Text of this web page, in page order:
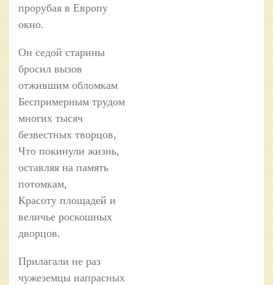
прорубая в Европу
окно.
Он седой старины
бросил вызов
отжившим обломкам
Беспримерным трудом
многих тысяч
безвестных творцов,
Что покинули жизнь,
оставляя на память
потомкам,
Красоту площадей и
величье роскошных
дворцов.
Прилагали не раз
чужеземцы напрасных